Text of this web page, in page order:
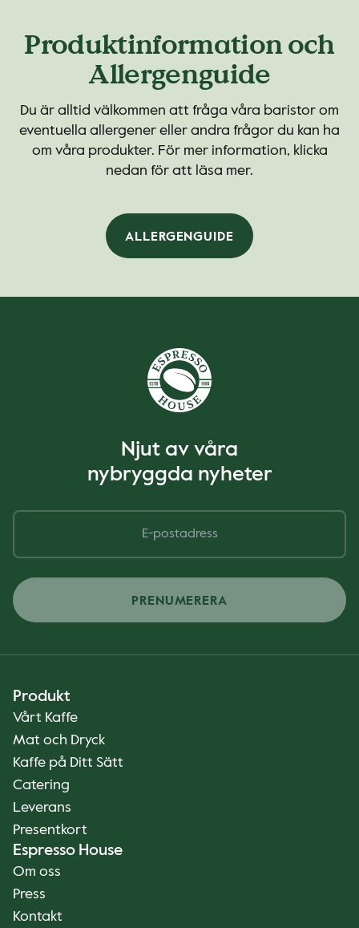
Produktinformation och
Allergenguide
Du är alltid välkommen att fråga våra baristor om
eventuella allergener eller andra frågor du kan ha
om våra produkter. För mer information, klicka
nedan för att läsa mer.
ALLERGENGUIDE
Njut av våra
nybryggda nyheter
PRENUMERERA
Produkt
Vårt Kaffe
Mat och Dryck
Kaffe på Ditt Sätt
Catering
Leverans
Presentkort
Espresso House
Om oss
Press
Kontakt